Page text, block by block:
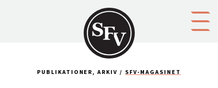
PUBLIKATIONER, ARKIV SFV-MAGASINET